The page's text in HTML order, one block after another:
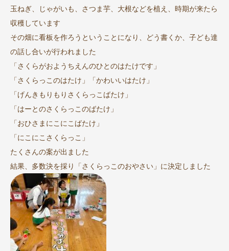
玉ねぎ、じゃがいも、さつま芋、大根などを植え、時期が来たら
収穫しています
その畑に看板を作ろうということになり、どう書くか、子ども達
の話し合いが行われました
「さくらがおようちえんのひとのはたけです」
「さくらっこのはたけ」「かわいいはたけ」
「げんきもりもりさくらっこばたけ」
「はーとのさくらっこのばたけ」
「おひさまにこにこばたけ」
「にこにこさくらっこ」
たくさんの案が出ました
結果、多数決を採り「さくらっこのおやさい」に決定しました